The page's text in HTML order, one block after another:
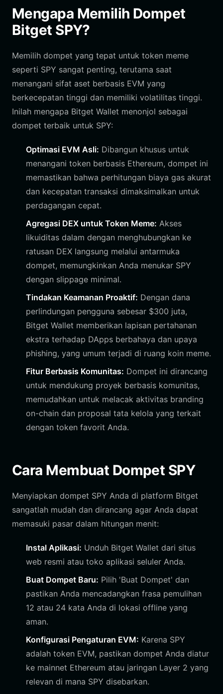
Mengapa Memilih Dompet
Bitget SPY?
Memilih dompet yang tepat untuk token meme
seperti SPY sangat penting, terutama saat
menangani sifat aset berbasis EVM yang
berkecepatan tinggi dan memiliki volatilitas tinggi.
Inilah mengapa Bitget Wallet menonjol sebagai
dompet terbaik untuk SPY:
Optimasi EVM Asli: Dibangun khusus untuk
menangani token berbasis Ethereum, dompet ini
memastikan bahwa perhitungan biaya gas akurat
dan kecepatan transaksi dimaksimalkan untuk
perdagangan cepat.
Agregasi DEX untuk Token Meme: Akses
likuiditas dalam dengan menghubungkan ke
ratusan DEX langsung melalui antarmuka
dompet, memungkinkan Anda menukar SPY
dengan slippage minimal.
Tindakan Keamanan Proaktif: Dengan dana
perlindungan pengguna sebesar $300 juta,
Bitget Wallet memberikan lapisan pertahanan
ekstra terhadap DApps berbahaya dan upaya
phishing, yang umum terjadi di ruang koin meme.
Fitur Berbasis Komunitas: Dompet ini dirancang
untuk mendukung proyek berbasis komunitas,
memudahkan untuk melacak aktivitas branding
on-chain dan proposal tata kelola yang terkait
dengan token favorit Anda.
Cara Membuat Dompet SPY
Menyiapkan dompet SPY Anda di platform Bitget
sangatlah mudah dan dirancang agar Anda dapat
memasuki pasar dalam hitungan menit:
Instal Aplikasi: Unduh Bitget Wallet dari situs
web resmi atau toko aplikasi seluler Anda.
Buat Dompet Baru: Pilih 'Buat Dompet' dan
pastikan Anda mencadangkan frasa pemulihan
12 atau 24 kata Anda di lokasi offline yang
aman.
Konfigurasi Pengaturan EVM: Karena SPY
adalah token EVM, pastikan dompet Anda diatur
ke mainnet Ethereum atau jaringan Layer 2 yang
relevan di mana SPY disebarkan.